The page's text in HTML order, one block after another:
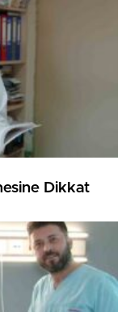
Dikkat